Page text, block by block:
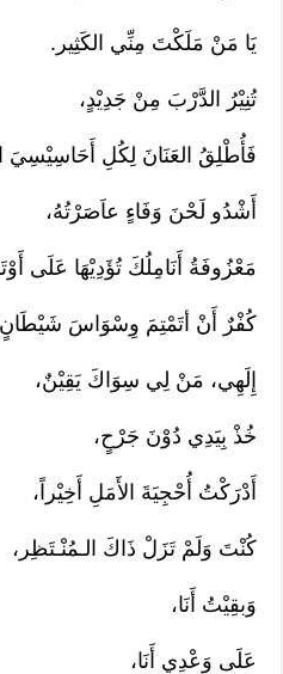
يَا مَنْ مَلَكْتَ مِنِّي الكَثِير.
تُنِيْرُ الدَّرْبَ مِنْ جَدِيْدٍ،
فَأُطْلِقُ العَنَانَ لِكُلِ أَحَاسِيْسِيَ
أَشْدُو لَحْنَ وَفَاءٍ عاَصَرْتُهُ،
مَعْزُوفَةُ أَنَامِلُكَ تُؤَدِيْهَا عَلَى
كُفْرٌ أَنْ أتَمْتِمَ وِسْوَاسَ
إِلَهِي، مَنْ لِي سِوَاكَ يَقِيْنٌ،
خُذْ بِيَدِي دُوْنَ جَرْحٍ،
أَدْرَكْتُ أُحْجِيَةَ الأَمَلِ أَخِيْراً،
كُنْتَ وَلَمْ تَزَلْ ذَاكَ الـمُنْـتَظِر،
وَبقِيْتُ أَنَا،
عَلَى وَعْدِي أَنَا،